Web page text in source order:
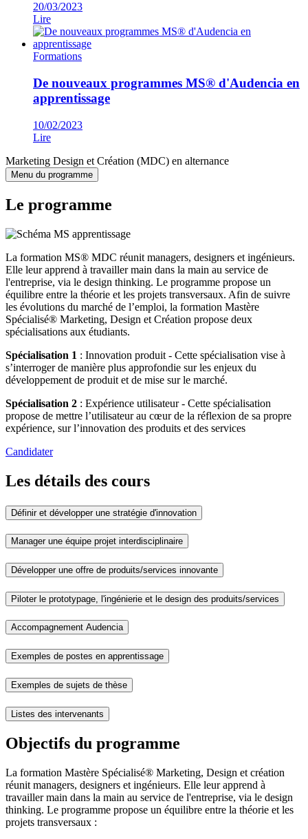
20/03/2023
Lire
Formations
De nouveaux programmes MS® d'Audencia en
apprentissage
10/02/2023
Lire
Marketing Design et Création (MDC) en alternance
Menu du programme
Le programme
La formation MS® MDC réunit managers, designers et ingénieurs.
Elle leur apprend à travailler main dans la main au service de
l'entreprise, via le design thinking. Le programme propose un
équilibre entre la théorie et les projets transversaux. Afin de suivre
les évolutions du marché de l’emploi, la formation Mastère
Spécialisé® Marketing, Design et Création propose deux
spécialisations aux étudiants.
Spécialisation 1 : Innovation produit - Cette spécialisation vise à
s’interroger de manière plus approfondie sur les enjeux du
développement de produit et de mise sur le marché.
Spécialisation 2 : Expérience utilisateur - Cette spécialisation
propose de mettre l’utilisateur au cœur de la réflexion de sa propre
expérience, sur l’innovation des produits et des services
Candidater
Les détails des cours
Définir et développer une stratégie d'innovation
Manager une équipe projet interdisciplinaire
Développer une offre de produits/services innovante
Piloter le prototypage, l'ingénierie et le design des produits/services
Accompagnement Audencia
Exemples de postes en apprentissage
Exemples de sujets de thèse
Listes des intervenants
Objectifs du programme
La formation Mastère Spécialisé® Marketing, Design et création
réunit managers, designers et ingénieurs. Elle leur apprend à
travailler main dans la main au service de l'entreprise, via le design
thinking. Le programme propose un équilibre entre la théorie et les
projets transversaux :